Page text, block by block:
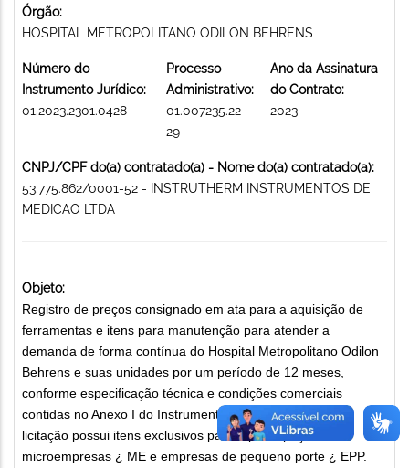
Órgão:
HOSPITAL METROPOLITANO ODILON BEHRENS
Número do
Instrumento Jurídico:
01.2023.2301.0428
Processo
Administrativo:
01.007235.22-
29
Ano da Assinatura
do Contrato:
2023
CNPJ/CPF do(a) contratado(a) - Nome do(a) contratado(a):
53.775.862/0001-52 - INSTRUTHERM INSTRUMENTOS DE
MEDICAO LTDA
Objeto:
Registro de preços consignado em ata para a aquisição de
ferramentas e itens para manutenção para atender a
demanda de forma contínua do Hospital Metropolitano Odilon
Behrens e suas unidades por um período de 12 meses,
conforme especificação técnica e condições comerciais
contidas no Anexo I do Instrumento Convocatório. Esta
licitação possui itens exclusivos para a participação de
microempresas ¿ ME e empresas de pequeno porte ¿ EPP.